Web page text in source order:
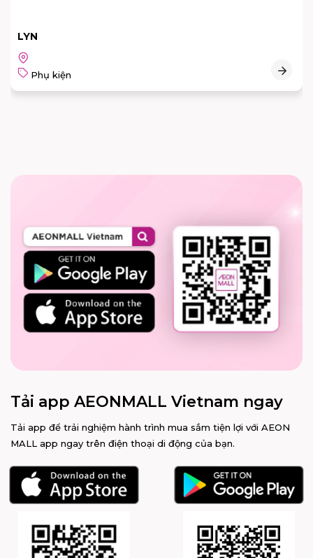
Tải app AEONMALL Vietnam ngay
Tải app để trải nghiệm hành trình mua sắm tiện lợi với AEON
MALL app ngay trên điện thoại di động của bạn.